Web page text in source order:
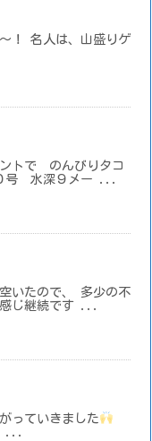
！ 名人は、山盛りゲ
トで のんびりタコ
号 水深９メー ...
いたので、 多少の不
じ継続です ...
っていきました
...